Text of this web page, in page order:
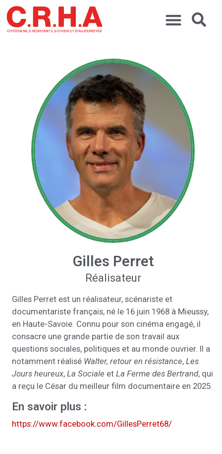
Gilles Perret
Réalisateur
Gilles Perret est un réalisateur, scénariste et
documentariste français, né le 16 juin 1968 à Mieussy,
en Haute-Savoie. Connu pour son cinéma engagé, il
consacre une grande partie de son travail aux
questions sociales, politiques et au monde ouvrier. Il a
notamment réalisé Walter, retour en résistance, Les
Jours heureux, La Sociale et La Ferme des Bertrand, qui
a reçu le César du meilleur film documentaire en 2025.
En savoir plus :
https://www.facebook.com/GillesPerret68/